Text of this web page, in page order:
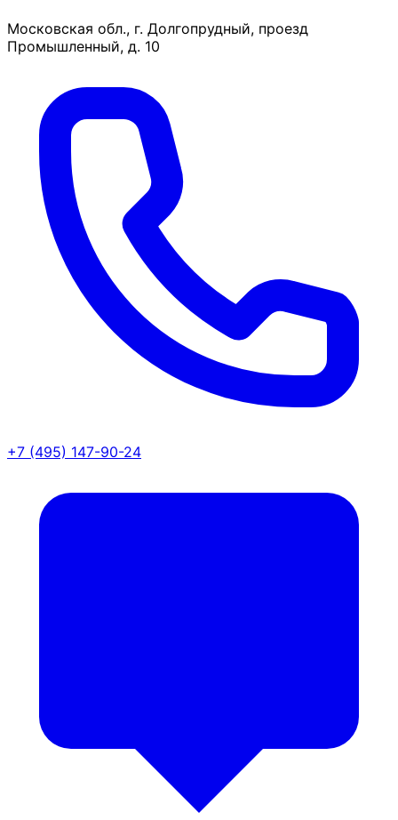
Московская обл., г. Долгопрудный, проезд
Промышленный, д. 10
+7 (495) 147-90-24